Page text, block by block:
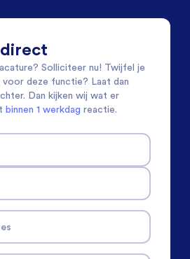
Solliciteer nu! Twijfel je
deze functie? Laat dan
Dan kijken wij wat er
binnen 1 werkdag reactie.